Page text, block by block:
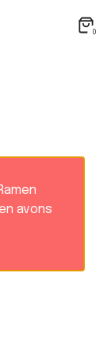
0
avons